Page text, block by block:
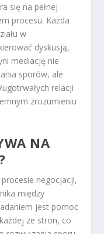
się na pełnej
procesu. Każda
w
dyskusją,
mediację nie
sporów, ale
relacji
zrozumieniu
NA
negocjacji,
między
jest pomoc
ze stron, co